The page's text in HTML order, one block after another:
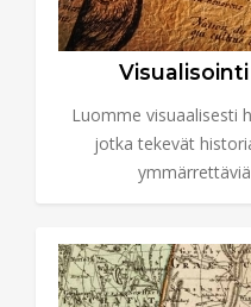
Luomme visuaalisesti
jotka tekevät